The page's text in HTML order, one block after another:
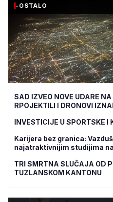
-OSTALO
SAD IZVEO NOVE UDARE
RPOJEKTILI I DRONOVI
INVESTICIJE U SPORTSKE I
Karijera bez granica:
najatraktivnijim studijima
TRI SMRTNA SLUČAJA OD
TUZLANSKOM KANTONU